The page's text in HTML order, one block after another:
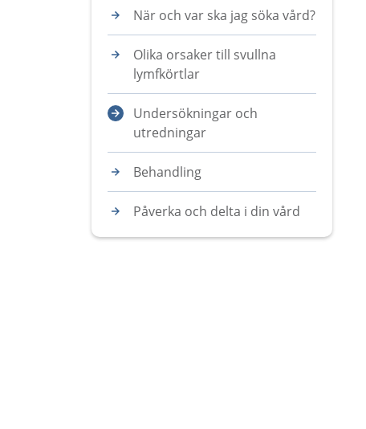
När och var ska jag söka vård?
Olika orsaker till svullna
lymfkörtlar
Undersökningar och
utredningar
Behandling
Påverka och delta i din vård